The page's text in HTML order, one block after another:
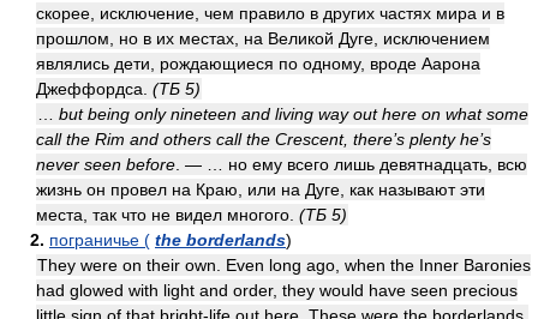
скорее, исключение, чем правило в других частях мира и в
прошлом, но в их местах, на Великой Дуге, исключением
являлись дети, рождающиеся по одному, вроде Аарона
Джеффордса. (ТБ 5)
but being only nineteen and living way out here on what some
call the Rim and others call the Crescent, there’s plenty he’s
never seen before . — … но ему всего лишь девятнадцать, всю
жизнь он провел на Краю, или на Дуге, как называют эти
места, так что не видел многого. (ТБ 5)
2. пограничье ( the borderlands)
They were on their own. Even long ago, when the Inner Baronies
had glowed with light and order, they would have seen precious